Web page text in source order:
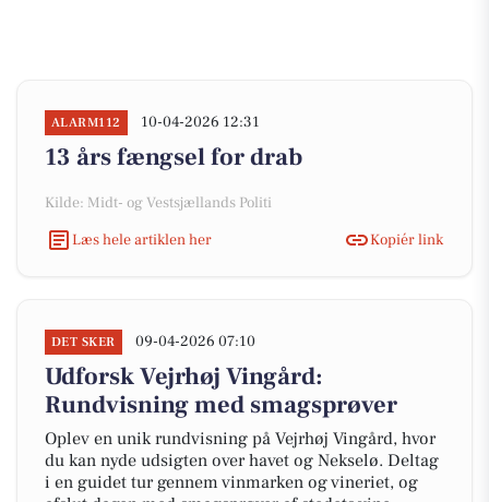
ALARM112 10-04-2026 12:31
13 års fængsel for drab
Kilde: Midt- og Vestsjællands Politi
Læs hele artiklen her
Kopiér link
DET SKER 09-04-2026 07:10
Udforsk Vejrhøj Vingård:
Rundvisning med smagsprøver
Oplev en unik rundvisning på Vejrhøj Vingård, hvor
du kan nyde udsigten over havet og Nekselø. Deltag
i en guidet tur gennem vinmarken og vineriet, og